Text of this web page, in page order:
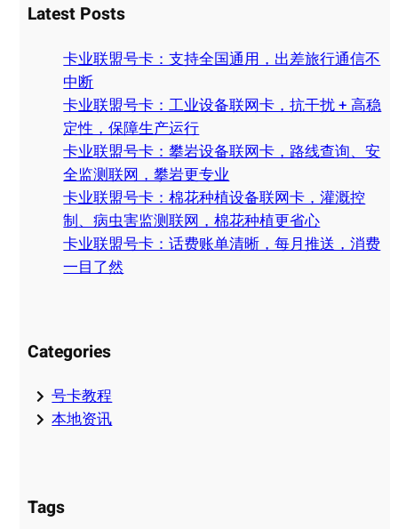
r
Latest Posts
卡业联盟号卡：支持全国通用，出差旅行通信不
中断
卡业联盟号卡：工业设备联网卡，抗干扰 + 高稳
定性，保障生产运行
卡业联盟号卡：攀岩设备联网卡，路线查询、安
全监测联网，攀岩更专业
卡业联盟号卡：棉花种植设备联网卡，灌溉控
制、病虫害监测联网，棉花种植更省心
卡业联盟号卡：话费账单清晰，每月推送，消费
一目了然
Categories
号卡教程
本地资讯
Tags